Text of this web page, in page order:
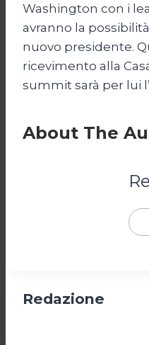
Washington con i
avranno la
nuovo presidente.
ricevimento alla
summit sarà per lui
About The
Redazione